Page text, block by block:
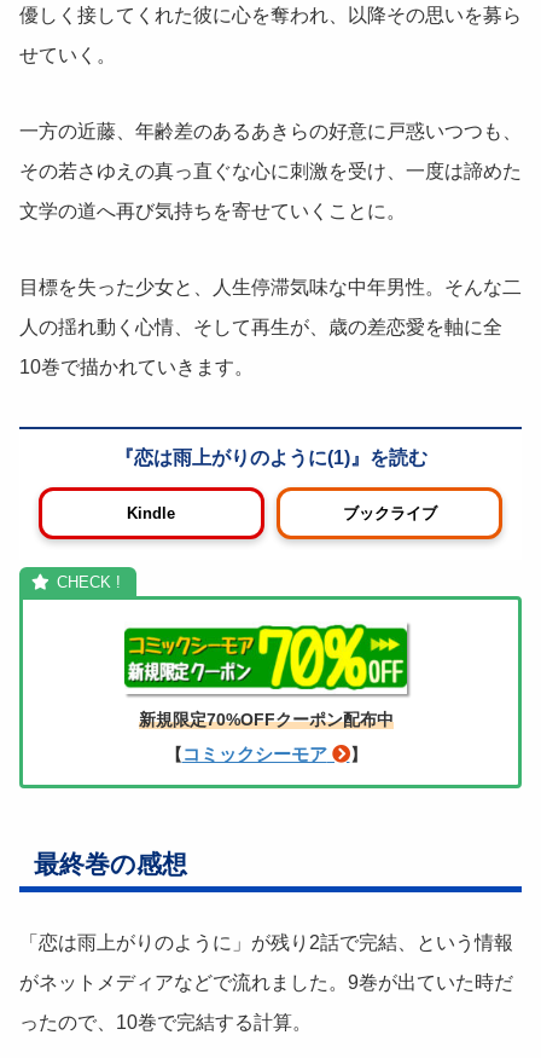
優しく接してくれた彼に心を奪われ、以降その思いを募ら
せていく。
一方の近藤、年齢差のあるあきらの好意に戸惑いつつも、
その若さゆえの真っ直ぐな心に刺激を受け、一度は諦めた
文学の道へ再び気持ちを寄せていくことに。
目標を失った少女と、人生停滞気味な中年男性。そんな二
人の揺れ動く心情、そして再生が、歳の差恋愛を軸に全
10巻で描かれていきます。
恋は雨上がりのように(1)
Kindle ブックライブ
新規限定70%OFFクーポン配布中
【 コミックシーモア 】
最終巻の感想
「恋は雨上がりのように」が残り2話で完結、という情報
がネットメディアなどで流れました。9巻が出ていた時だ
ったので、10巻で完結する計算。